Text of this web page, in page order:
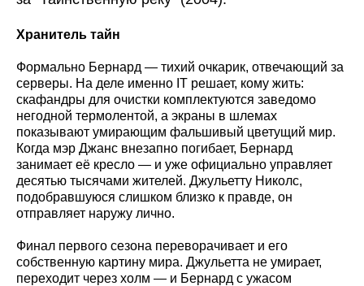
Хранитель тайн
Формально Бернард — тихий очкарик, отвечающий за
серверы. На деле именно IT решает, кому жить:
скафандры для очистки комплектуются заведомо
негодной термолентой, а экраны в шлемах
показывают умирающим фальшивый цветущий мир.
Когда мэр Джанс внезапно погибает, Бернард
занимает её кресло — и уже официально управляет
десятью тысячами жителей. Джульетту Николс,
подобравшуюся слишком близко к правде, он
отправляет наружу лично.
Финал первого сезона переворачивает и его
собственную картину мира. Джульетта не умирает,
переходит через холм — и Бернард с ужасом